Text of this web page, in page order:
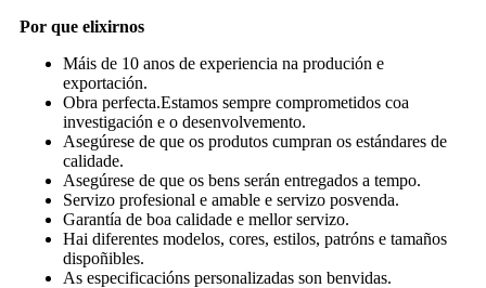
Por que elixirnos
Máis de 10 anos de experiencia na produción e
exportación.
Obra perfecta.Estamos sempre comprometidos coa
investigación e o desenvolvemento.
Asegúrese de que os produtos cumpran os estándares de
calidade.
Asegúrese de que os bens serán entregados a tempo.
Servizo profesional e amable e servizo posvenda.
Garantía de boa calidade e mellor servizo.
Hai diferentes modelos, cores, estilos, patróns e tamaños
dispoñibles.
As especificacións personalizadas son benvidas.